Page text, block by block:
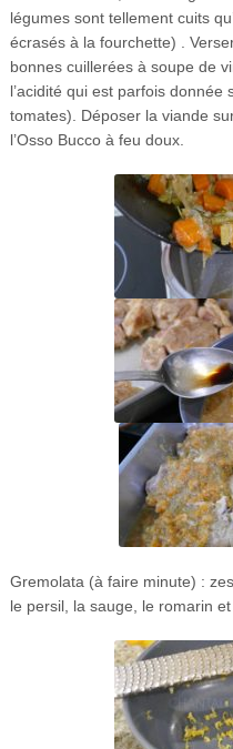
légumes sont tellement cuits
écrasés à la fourchette) .
bonnes cuillerées à soupe de
l’acidité qui est parfois donnée
tomates). Déposer la viande
l’Osso Bucco à feu doux.
Gremolata (à faire minute) :
le persil, la sauge, le romarin et